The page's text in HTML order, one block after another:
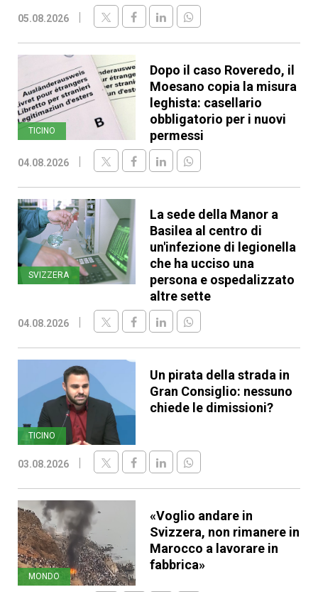
05.08.2026
TICINO
Dopo il caso Roveredo, il
Moesano copia la misura
leghista: casellario
obbligatorio per i nuovi
permessi
04.08.2026
SVIZZERA
La sede della Manor a
Basilea al centro di
un'infezione di legionella
che ha ucciso una
persona e ospedalizzato
altre sette
04.08.2026
TICINO
Un pirata della strada in
Gran Consiglio: nessuno
chiede le dimissioni?
03.08.2026
MONDO
«Voglio andare in
Svizzera, non rimanere in
Marocco a lavorare in
fabbrica»